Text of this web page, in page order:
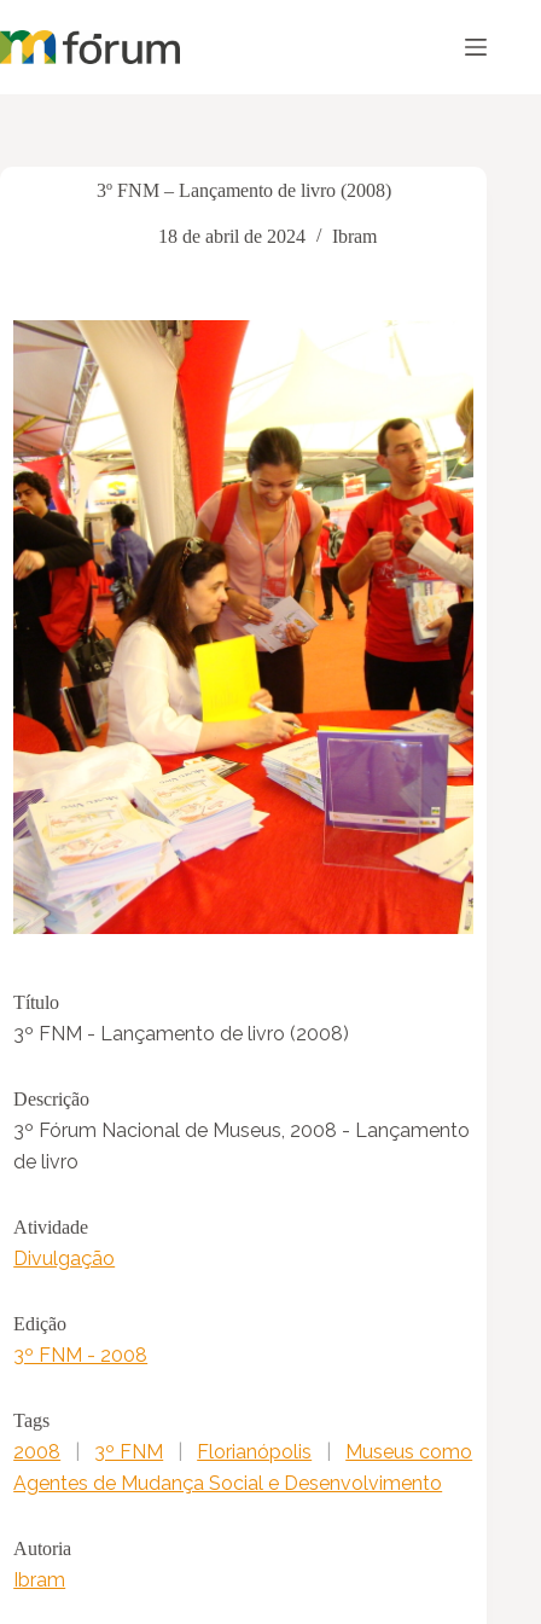
para
o
3º FNM – Lançamento de livro (2008)
18 de abril de 2024 Ibram
Título
3º FNM - Lançamento de livro (2008)
Descrição
3º Fórum Nacional de Museus, 2008 - Lançamento
de livro
Atividade
Divulgação
Edição
3º FNM - 2008
Tags
2008 3º FNM Florianópolis
Museus como
Agentes de Mudança Social e Desenvolvimento
Autoria
Ibram